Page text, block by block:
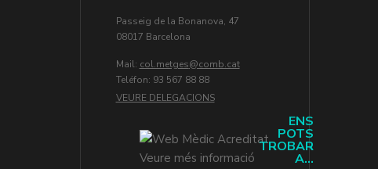
ENS
POTS
TROBAR
A...
Passeig de la Bonanova, 47
08017 Barcelona
Mail: col.metges
Teléfon: 93 567 88 88
VEURE DELEGACIONS